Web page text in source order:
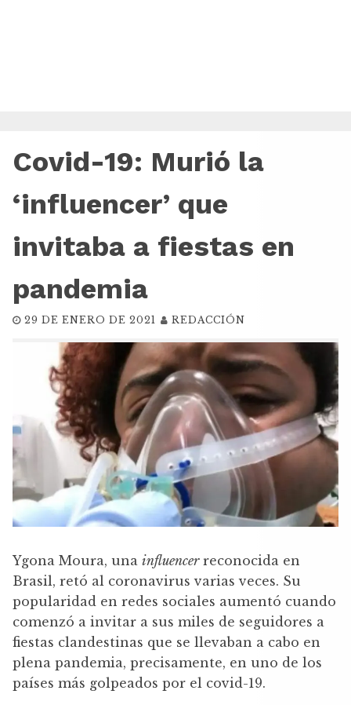
Covid-19: Murió la
‘influencer’ que
invitaba a fiestas en
pandemia
29 DE ENERO DE 2021 REDACCIÓN
Ygona Moura, una influencerreconocida en
Brasil, retó al coronavirus varias veces. Su
popularidad en redes sociales aumentó cuando
comenzó a invitar a sus miles de seguidores a
fiestas clandestinas que se llevaban a cabo en
plena pandemia, precisamente, en uno de los
países más golpeados por el covid-19.